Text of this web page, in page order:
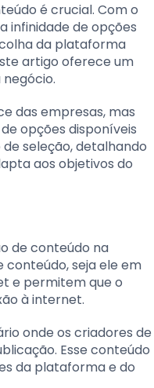
é crucial. Com o
infinidade de opções
da plataforma
artigo oferece um
das empresas, mas
opções disponíveis
seleção, detalhando
aos objetivos do
de conteúdo na
seja ele em
e permitem que o
à internet.
onde os criadores de
Esse conteúdo
da plataforma e do